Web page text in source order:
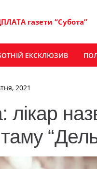
газети “Субота”
ЕКСКЛЮЗИВ
2021
лікар